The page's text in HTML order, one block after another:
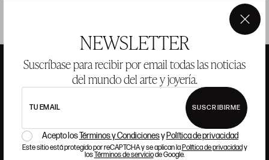
NEWSLETTER
Suscríbase para recibir por email todas las noticias
del mundo del arte y joyería.
TU EMAIL SUSCRIBIRME
Acepto losTérminos y Condicionesy Política de privacidad
Este sitio está protegido por reCAPTCHA y se aplican laPolítica de privacidady
losTérminos de serviciode Google.
×
ANSORENA
HISTORIA
ANSORENA
EQUIPO